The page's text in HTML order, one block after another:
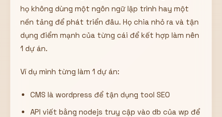
họ không dùng một ngôn ngữ lập trình hay một
nền tảng để phát triển đâu. Họ chia nhỏ ra và tận
dụng điểm mạnh của từng cái để kết hợp làm nên
1 dự án.
Ví dụ mình từng làm 1 dự án:
CMS là wordpress để tận dụng tool SEO
API viết bằng nodejs truy cập vào db của wp để